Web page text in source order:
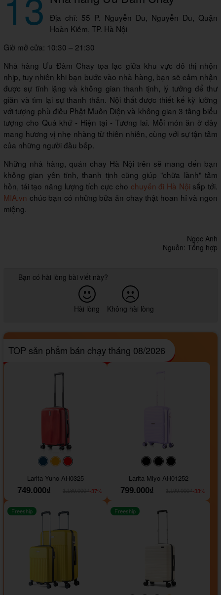
Địa chỉ: 55 P. Nguyễn Du, Nguyễn Du, Quận
Hoàn Kiếm, TP. Hà Nội
Giờ mở cửa: 10:30 – 21:30
Nhà hàng Ưu Đàm Chay tọa lạc giữa khu vực đô thị nhộn
nhịp, tuy nhiên khi bạn bước vào nhà hàng, bạn sẽ cảm nhận
được sự tĩnh lặng và không gian thanh tịnh, lý tưởng để thư
giãn và tìm lại sự thanh thản. Nội thất được thiết kế kỹ lưỡng
với tượng phù điêu Phật Muôn Diện và không gian 3 tầng biểu
tượng cho Quá khứ - Hiện tại - Tương lai. Mỗi món ăn ở đây
mang hương vị nhẹ nhàng từ thiên nhiên, cùng với sự tận tâm
của những người đầu bếp.
Những nhà hàng, quán chay Hà Nội trên sẽ mang đến bạn
không gian yên tĩnh, thanh tịnh cũng giúp "chữa lành" tâm
hồn, tái tạo năng lượng tích cực cho chuyến đi Hà Nội sắp tới.
MIA.vn chúc bạn có những bữa ăn chay thật hoan hỉ và ngon
miệng.
Ngọc Anh
Nguồn: Tổng hợp
Bạn có hài lòng bài viết này?
Hài lòng Không hài lòng
TOP sản phẩm bán chạy tháng 08/2026
#093f69#ffa500
Larita Yuno AH0325
749.000₫
-37%
#000000#000000
Larita Miyo AH01252
799.000₫
-33%
Freeship Freeship